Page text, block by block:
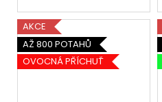
AKCE
AŽ 800 POTAHŮ
OVOCNÁ PŘÍCHUŤ